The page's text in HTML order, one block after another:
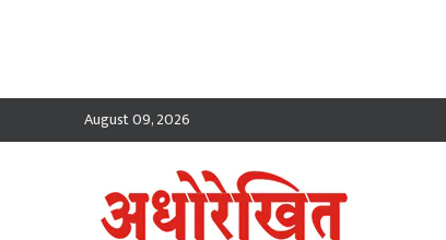
August 09, 2026